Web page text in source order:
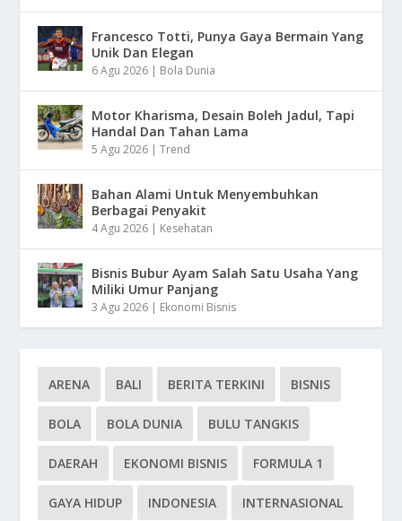
Francesco Totti, Punya Gaya Bermain Yang
Unik Dan Elegan
6 Agu 2026 | Bola Dunia
Motor Kharisma, Desain Boleh Jadul, Tapi
Handal Dan Tahan Lama
5 Agu 2026 |Trend
Bahan Alami Untuk Menyembuhkan
Berbagai Penyakit
4 Agu 2026 | Kesehatan
Bisnis Bubur Ayam Salah Satu Usaha Yang
Miliki Umur Panjang
3 Agu 2026 | Ekonomi Bisnis
ARENA BALI BERITA TERKINI BISNIS
BOLA BOLA DUNIA BULU TANGKIS
DAERAH EKONOMI BISNIS FORMULA 1
GAYA HIDUP INDONESIA INTERNASIONAL